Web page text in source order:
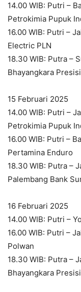
14.00 WIB: Putri –
Petrokimia Pupuk
16.00 WIB: Putri –
Electric PLN
18.30 WIB: Putra –
Bhayangkara Presisi
15 Februari 2025
14.00 WIB: Putri –
Petrokimia Pupuk
16.00 WIB: Putri –
Pertamina Enduro
18.30 WIB: Putra –
Palembang Bank
16 Februari 2025
14.00 WIB: Putri –
16.00 WIB: Putri –
Polwan
18.30 WIB: Putra –
Bhayangkara Presisi